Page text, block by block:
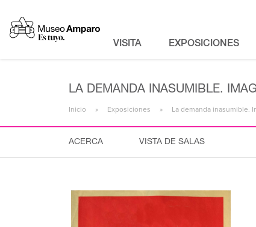
VISITA EXPOSICIONES
LA DEMANDA INASUMIBLE.
Inicio Exposiciones La demanda inasumible.
ACERCA VISTA DE SALAS